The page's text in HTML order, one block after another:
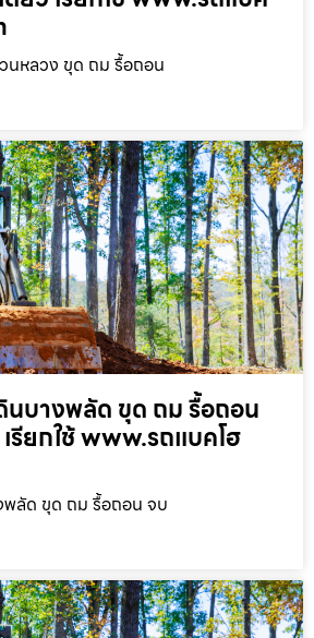
นหลวง ขุด ถม รื้อถอน
นบางพลัด ขุด ถม รื้อถอน
รียกใช้ www.รถแบคโฮ
ลัด ขุด ถม รื้อถอน จบ